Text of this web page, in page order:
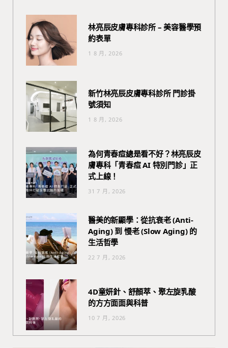
林亮辰皮膚專科診所 – 美容醫學預
約表單
1 8 月, 2026
新竹林亮辰皮膚專科診所 門診掛
號須知
1 8 月, 2026
為何青春痘總是看不好？林亮辰皮
膚專科「青春痘 AI 特別門診」正
式上線！
31 7 月, 2026
醫美的新顯學：從抗衰老 (Anti-
Aging) 到 慢老 (Slow Aging) 的
生活哲學
22 7 月, 2026
4D童妍針、舒顏萃、聚左旋乳酸
的方方面面與科普
10 7 月, 2026